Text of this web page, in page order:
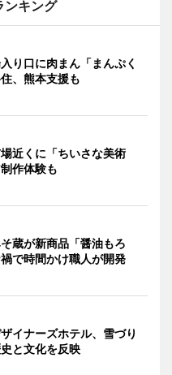
ンキング
り口に肉まん「まんぷく
、熊本支援も
近くに「ちいさな美術
作体験も
蔵が新商品「醤油もろ
で時間かけ職人が開発
イナーズホテル、雪づり
と文化を反映